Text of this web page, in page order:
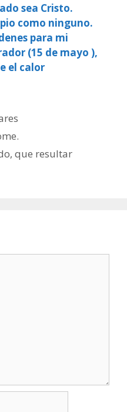
sea Cristo.
como ninguno.
para mi
(15 de mayo ),
el calor
que resultar